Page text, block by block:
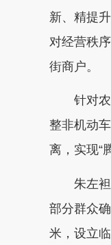
新、精提
对经营秩
街商户。
针对农贸
整非机动
离，实现“
朱左袒告
部分群众
米，设立